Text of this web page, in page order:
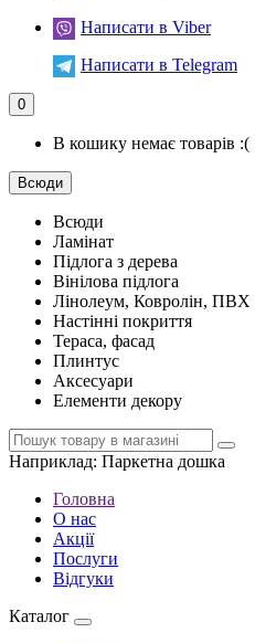
Написати в Viber
Написати в Telegram
0
В кошику немає товарів :(
Всюди
Всюди
Ламінат
Підлога з дерева
Вінілова підлога
Лінолеум, Ковролін, ПВХ
Настінні покриття
Тераса, фасад
Плинтус
Аксесуари
Елементи декору
Наприклад: Паркетна дошка
Головна
О нас
Акції
Послуги
Відгуки
Каталог